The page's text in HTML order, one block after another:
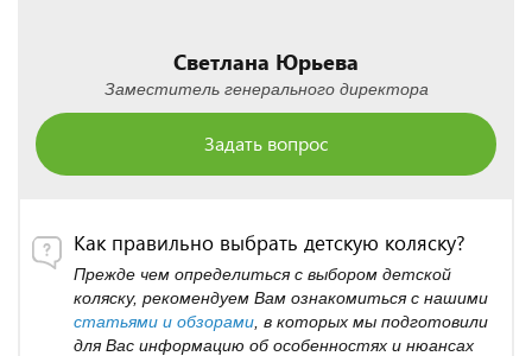
Светлана Юрьева
Заместитель генерального директора
Задать вопрос
Как правильно выбрать детскую коляску?
Прежде чем определиться с выбором детской
коляску, рекомендуем Вам ознакомиться с нашими
статьями и обзорами , в которых мы подготовили
для Вас информацию об особенностях и нюансах